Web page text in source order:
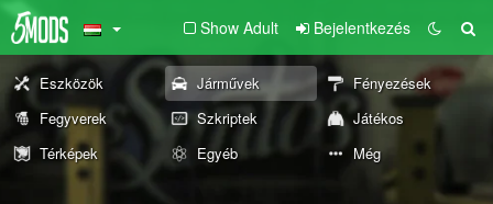
Show Adult Bejelentkezés
Eszközök Járművek
Fényezések
Fegyverek
Szkriptek
Játékos
Térképek
Egyéb Még